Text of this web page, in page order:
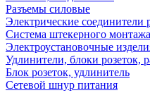
Разъемы силовые
Электрические соединители
Система штекерного
Электроустановочные
Удлинители, блоки розеток,
Блок розеток, удлинитель
Сетевой шнур питания